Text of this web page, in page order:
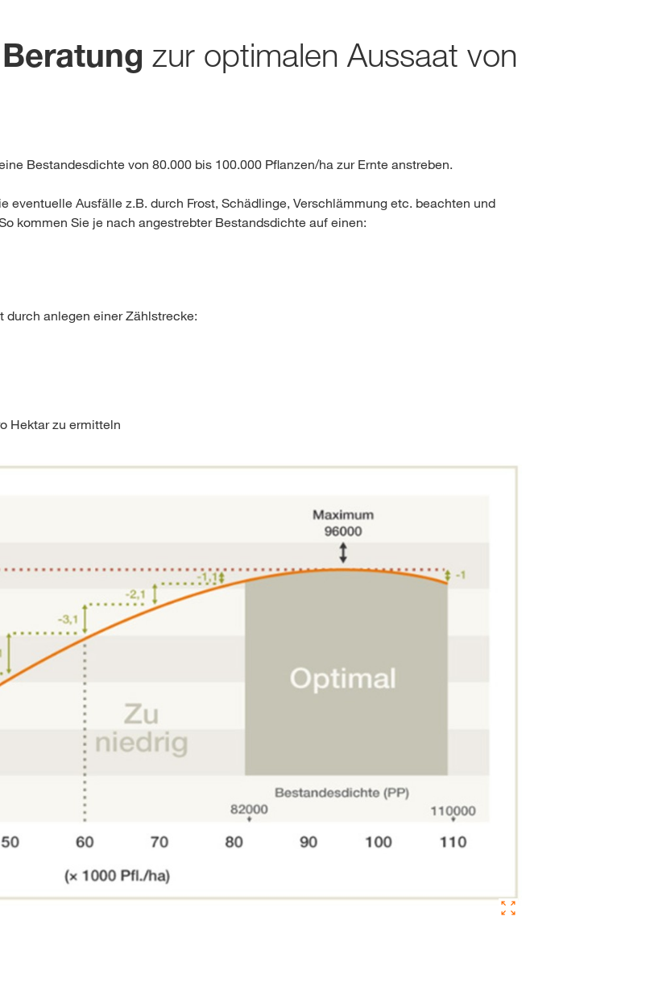
Jura und Neuenburg
Seite existiert eine alternative Seite für Ihr Land:
DIESMAL NICHT WECHSELN NICHT MEHR FRAGEN
zur optimalen Aussaat von
Bestandesdichte von 80.000 bis 100.000 Pflanzen/ha zur Ernte anstreben.
eventuelle Ausfälle z.B. durch Frost, Schädlinge, Verschlämmung etc. beachten und
kommen Sie je nach angestrebter Bestandsdichte auf einen:
durch anlegen einer Zählstrecke:
Hektar zu ermitteln